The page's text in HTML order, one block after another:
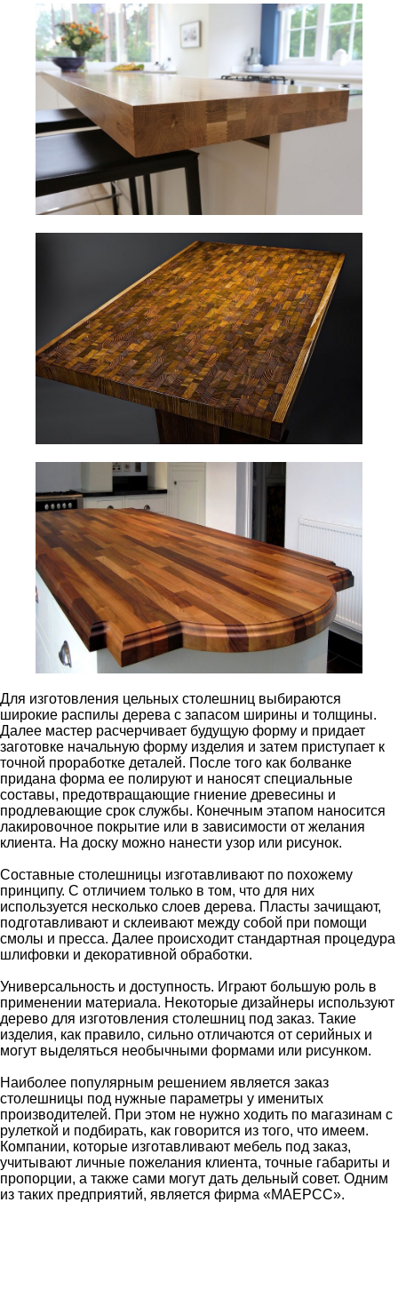
Для изготовления цельных столешниц выбираются
широкие распилы дерева с запасом ширины и толщины.
Далее мастер расчерчивает будущую форму и придает
заготовке начальную форму изделия и затем приступает к
точной проработке деталей. После того как болванке
придана форма ее полируют и наносят специальные
составы, предотвращающие гниение древесины и
продлевающие срок службы. Конечным этапом наносится
лакировочное покрытие или в зависимости от желания
клиента. На доску можно нанести узор или рисунок.
Составные столешницы изготавливают по похожему
принципу. С отличием только в том, что для них
используется несколько слоев дерева. Пласты зачищают,
подготавливают и склеивают между собой при помощи
смолы и пресса. Далее происходит стандартная процедура
шлифовки и декоративной обработки.
Универсальность и доступность. Играют большую роль в
применении материала. Некоторые дизайнеры используют
дерево для изготовления столешниц под заказ. Такие
изделия, как правило, сильно отличаются от серийных и
могут выделяться необычными формами или рисунком.
Наиболее популярным решением является заказ
столешницы под нужные параметры у именитых
производителей. При этом не нужно ходить по магазинам с
рулеткой и подбирать, как говорится из того, что имеем.
Компании, которые изготавливают мебель под заказ,
учитывают личные пожелания клиента, точные габариты и
пропорции, а также сами могут дать дельный совет. Одним
из таких предприятий, является фирма «МАЕРСС».